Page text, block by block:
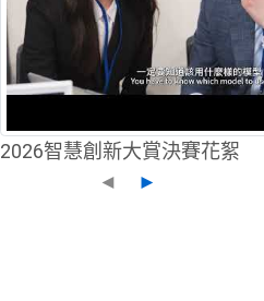
2026智慧創新大賞決賽花絮
◄
►